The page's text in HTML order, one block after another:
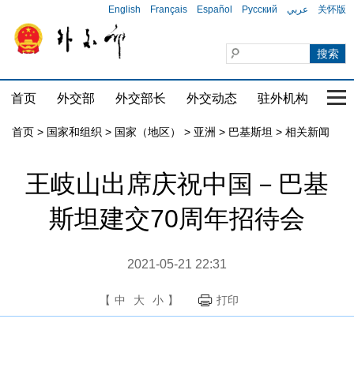
English Français Español Русский عربي 关怀版
首页 外交部 外交部长 外交动态 驻外机构 国
首页 > 国家和组织 > 国家（地区） > 亚洲 > 巴基斯坦 > 相关新闻
王岐山出席庆祝中国－巴基
斯坦建交70周年招待会
2021-05-21 22:31
【 中 大 小 】 打印